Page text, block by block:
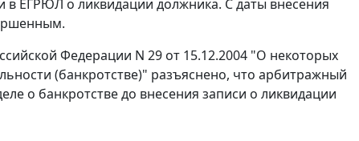
в ЕГРЮЛ о ликвидации должника. С даты внесения
Федерации N 29 от 15.12.2004 "О некоторых
(банкротстве)" разъяснено, что арбитражный
о банкротстве до внесения записи о ликвидации